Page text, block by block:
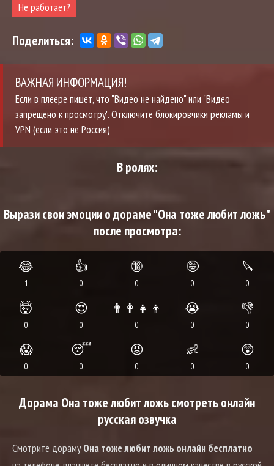
Не работает?
Поделиться:
ВАЖНАЯ ИНФОРМАЦИЯ!
Если в плеере пишет, что "Видео не найдено" или "Видео
запрещено к просмотру". Отключите блокировчики рекламы и
VPN (если это не Россия)
В ролях:
Вырази свои эмоции о дораме "Она тоже любит ложь"
после просмотра:
😂
1
👍
0
🔞
0
🤪
0
🔪
0
🤯
0
😍
0
👨‍👩‍👧‍👦
0
😭
0
👎
0
😱
0
😴
0
😡
0
👶
0
😲
0
Дорама Она тоже любит ложь смотреть онлайн
русская озвучка
Смотрите дорамуОна тоже любит ложь онлайн бесплатно